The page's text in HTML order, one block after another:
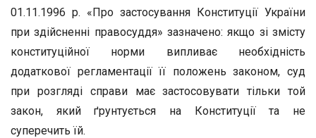
01.11.1996 р. «Про застосування Конституції України
при здійсненні правосуддя» зазначено: якщо зі змісту
конституційної норми випливає необхідність
додаткової регламентації її положень законом, суд
при розгляді справи має застосовувати тільки той
закон, який ґрунтується на Конституції та не
суперечить їй.